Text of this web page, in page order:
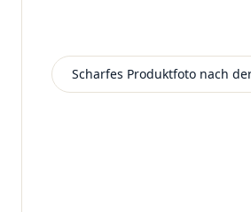
Scharfes Produktfoto nach